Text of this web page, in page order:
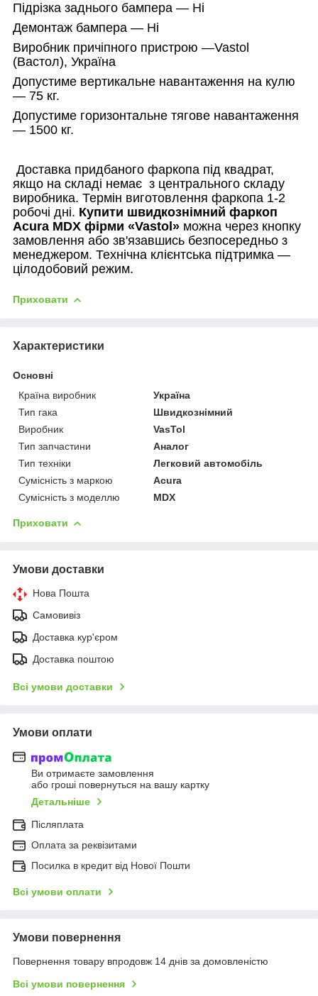
Підрізка заднього бампера — Ні
Демонтаж бампера — Ні
Виробник причіпного пристрою —Vastol
(Вастол), Україна
Допустиме вертикальне навантаження на кулю
— 75 кг.
Допустиме горизонтальне тягове навантаження
— 1500 кг.
Доставка придбаного фаркопа під квадрат,
якщо на складі немає з центрального складу
виробника. Термін виготовлення фаркопа 1-2
робочі дні. Купити швидкознімний фаркоп
Acura MDX фірми «Vastol» можна через кнопку
замовлення або зв'язавшись безпосередньо з
менеджером. Технічна клієнтська підтримка —
цілодобовий режим.
Приховати
Характеристики
Основні
Країна виробник
Україна
Тип гака
Швидкознімний
Виробник
VasTol
Тип запчастини
Аналог
Тип техніки
Легковий автомобіль
Сумісність з маркою
Acura
Сумісність з моделлю
MDX
Приховати
Умови доставки
Нова Пошта
Самовивіз
Доставка кур'єром
Доставка поштою
Всі умови доставки
Умови оплати
Ви отримаєте замовлення
або гроші повернуться на вашу картку
Детальніше
Післяплата
Оплата за реквізитами
Посилка в кредит від Нової Пошти
Всі умови оплати
Умови повернення
Повернення товару впродовж 14 днів за домовленістю
Всі умови повернення